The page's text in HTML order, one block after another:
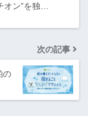
オン”を独…
次の記事
の